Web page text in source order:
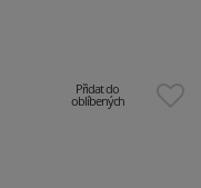
Přidat do
oblíbených